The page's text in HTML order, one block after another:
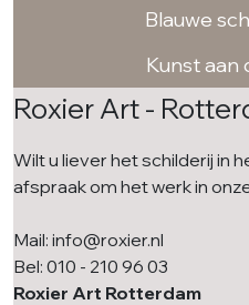
Blauwe
Kunst aan
Roxier Art -
Wilt u liever het schilderij in
afspraak om het werk in
Mail: info@roxier.nl
Bel: 010 - 210 96 03
Roxier Art Rotterdam